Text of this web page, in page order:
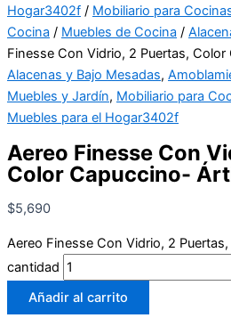
Hogar3402f / Mobiliario para
Cocina / Muebles de Cocina /
Finesse Con Vidrio, 2 Puertas,
Alacenas y Bajo Mesadas,
Muebles y Jardín, Mobiliario para
Muebles para el Hogar3402f
Aereo Finesse Con
Color Capuccino-
$5,690
Aereo Finesse Con Vidrio, 2
cantidad
Añadir al carrito